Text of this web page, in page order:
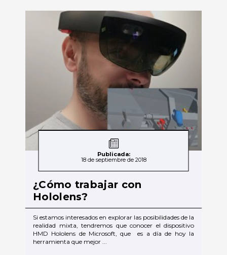
Publicada:
18 de septiembre de 2018
¿Cómo trabajar con
Hololens?
Si estamos interesados en explorar las posibilidades de la
realidad mixta, tendremos que conocer el dispositivo
HMD Hololens de Microsoft, que es a día de hoy la
herramienta que mejor ...